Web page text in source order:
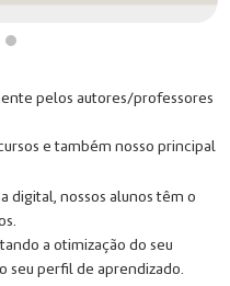
pelos autores/professores
e também nosso principal
digital, nossos alunos têm o
a otimização do seu
seu perfil de aprendizado.